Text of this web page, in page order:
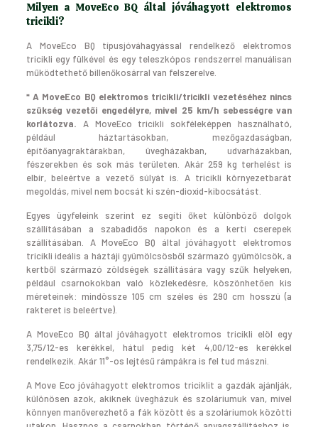
Milyen a MoveEco BQ által jóváhagyott elektromos
tricikli?
A MoveEco BQ típusjóváhagyással rendelkező elektromos
tricikli egy fülkével és egy teleszkópos rendszerrel manuálisan
működtethető billenőkosárral van felszerelve.
* A MoveEco BQ elektromos tricikli/tricikli vezetéséhez nincs
szükség vezetői engedélyre, mivel 25 km/h sebességre van
korlátozva. A MoveEco tricikli sokféleképpen használható,
például háztartásokban, mezőgazdaságban,
építőanyagraktárakban, üvegházakban, udvarházakban,
fészerekben és sok más területen. Akár 259 kg terhelést is
elbír, beleértve a vezető súlyát is. A tricikli környezetbarát
megoldás, mivel nem bocsát ki szén-dioxid-kibocsátást.
Egyes ügyfeleink szerint ez segíti őket különböző dolgok
szállításában a szabadidős napokon és a kerti cserepek
szállításában. A MoveEco BQ által jóváhagyott elektromos
tricikli ideális a háztáji gyümölcsösből származó gyümölcsök, a
kertből származó zöldségek szállítására vagy szűk helyeken,
például csarnokokban való közlekedésre, köszönhetően kis
méreteinek: mindössze 105 cm széles és 290 cm hosszú (a
rakteret is beleértve).
A MoveEco BQ által jóváhagyott elektromos tricikli elöl egy
3,75/12-es kerékkel, hátul pedig két 4,00/12-es kerékkel
rendelkezik. Akár 11°-os lejtésű rámpákra is fel tud mászni.
A Move Eco jóváhagyott elektromos triciklit a gazdák ajánlják,
különösen azok, akiknek üvegházuk és szoláriumuk van, mivel
könnyen manőverezhető a fák között és a szoláriumok közötti